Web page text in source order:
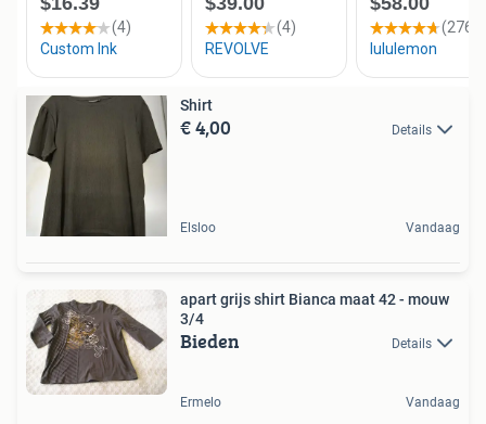
Shirt
€ 4,00 Details
Elsloo Vandaag
apart grijs shirt Bianca maat 42 - mouw
3/4
Bieden Details
Ermelo Vandaag